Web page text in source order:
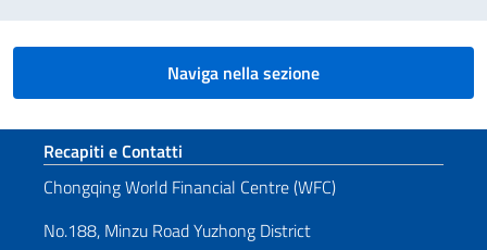
Naviga nella sezione
Sezione footer
Recapiti e Contatti
Chongqing World Financial Centre (WFC)
No.188, Minzu Road Yuzhong District